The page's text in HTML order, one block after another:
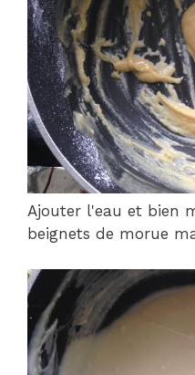
Ajouter l'eau et bien
beignets de morue